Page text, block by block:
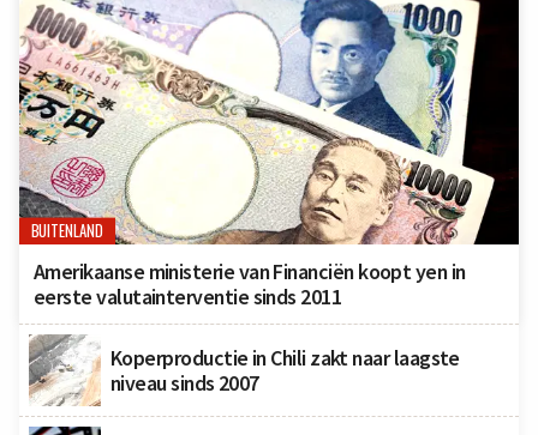
BUITENLAND
Amerikaanse ministerie van Financiën koopt yen in
eerste valutainterventie sinds 2011
Koperproductie in Chili zakt naar laagste
niveau sinds 2007